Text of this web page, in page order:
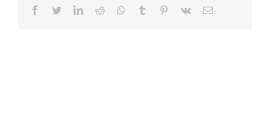
Facebook
TwitterLinkedIn
Reddit Whatsapp
Tumblr Pinterest
Vk Email